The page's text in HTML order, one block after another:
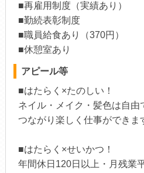
■再雇用制度（実績あり）
■勤続表彰制度
■職員給食あり（370円）
■休憩室あり
アピール等
■はたらく×たのしい！
ネイル・メイク・髪色は自由
つながり楽しく仕事ができま
■はたらく×せいかつ！
年間休日120日以上・月残業